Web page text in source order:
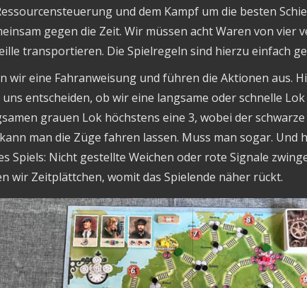
und dem Kampf um die besten
gegen die Zeit. Wir müssen acht Waren von vier
transportieren. Die Spielregeln sind hierzu einfach
wir eine Fahranweisung und führen die Aktionen aus.
entscheiden, ob wir eine langsame oder schnelle
grauen Lok höchstens eine 3, wobei der
man die Züge fahren lassen. Muss man sogar. Und
Spiels: Nicht gestellte Weichen oder rote Signale
wir Zeitplättchen, womit das Spielende näher rückt.